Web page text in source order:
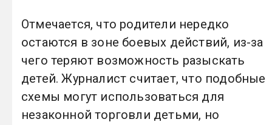
Отмечается, что родители нередко
остаются в зоне боевых действий, из-за
чего теряют возможность разыскать
детей. Журналист считает, что подобные
схемы могут использоваться для
незаконной торговли детьми, но